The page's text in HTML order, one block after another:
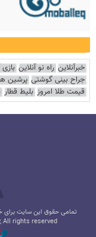
خبرآنلاین راه نو آنلاین بازی
جراح بینی گوشتی پرشین
قیمت طلا امروز بلیط قطار
تمامی حقوق این سایت برای
All rights reserved